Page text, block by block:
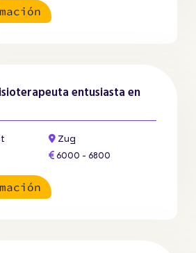
entusiasta en
Zug
6000 - 6800